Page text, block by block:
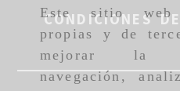
Este sitio web
propias y de
mejorar la
navegación,
CONDICIONES